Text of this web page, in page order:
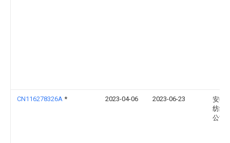
CN116278326A * 2023-04-06 2023-06-23
安徽
纺织
公司